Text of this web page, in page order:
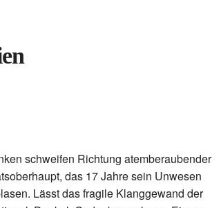
schweifen Richtung atemberaubender
das 17 Jahre sein Unwesen
Lässt das fragile Klanggewand der